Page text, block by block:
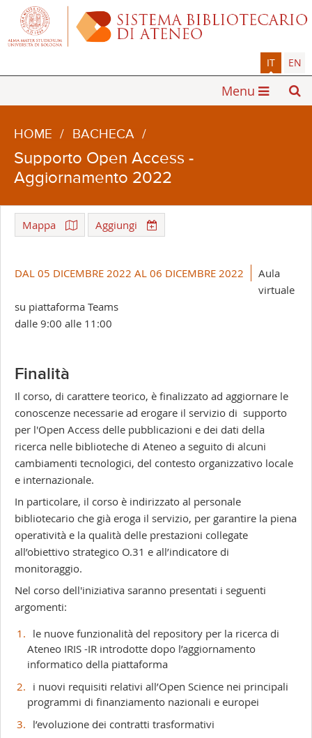
IT EN
Menu
HOME / BACHECA /
Supporto Open Access -
Aggiornamento 2022
Mappa Aggiungi
-
DAL 05 DICEMBRE 2022 AL 06 DICEMBRE 2022
Aula
virtuale
su piattaforma Teams
dalle 9:00 alle 11:00
Finalità
Il corso, di carattere teorico, è finalizzato ad aggiornare le
conoscenze necessarie ad erogare il servizio di supporto
per l'Open Access delle pubblicazioni e dei dati della
ricerca nelle biblioteche di Ateneo a seguito di alcuni
cambiamenti tecnologici, del contesto organizzativo locale
e internazionale.
In particolare, il corso è indirizzato al personale
bibliotecario che già eroga il servizio, per garantire la piena
operatività e la qualità delle prestazioni collegate
all’obiettivo strategico O.31 e all’indicatore di
monitoraggio.
Nel corso dell'iniziativa saranno presentati i seguenti
argomenti:
le nuove funzionalità del repository per la ricerca di
Ateneo IRIS -IR introdotte dopo l’aggiornamento
informatico della piattaforma
i nuovi requisiti relativi all’Open Science nei principali
programmi di finanziamento nazionali e europei
l’evoluzione dei contratti trasformativi